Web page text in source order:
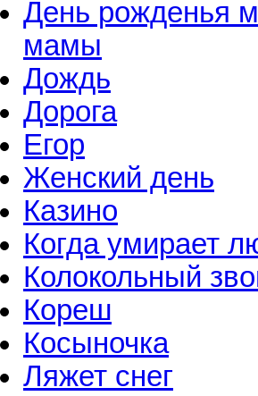
День рожденья
мамы
Дождь
Дорога
Егор
Женский день
Казино
Когда умирает
Колокольный
Кореш
Косыночка
Ляжет снег